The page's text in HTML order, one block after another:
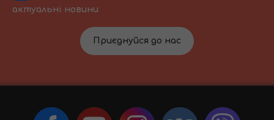
актуальні новини
Приєднуйся до нас